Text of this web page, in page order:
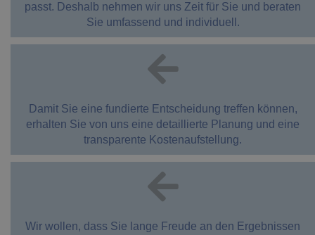
passt. Deshalb nehmen wir uns Zeit für Sie und beraten
Sie umfassend und individuell.
Damit Sie eine fundierte Entscheidung treffen können,
erhalten Sie von uns eine detaillierte Planung und eine
transparente Kostenaufstellung.
Wir wollen, dass Sie lange Freude an den Ergebnissen